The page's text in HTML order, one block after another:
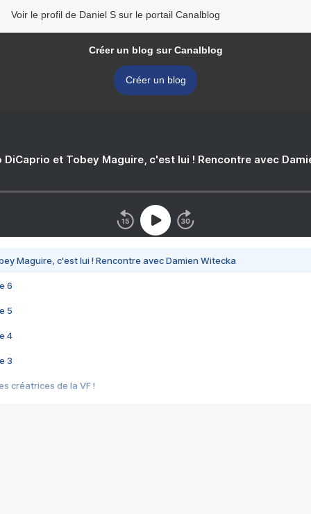
Voir le profil de Daniel S sur le portail Canalblog
Créer un blog sur Canalblog
Créer un blog
DiCaprio et Tobey Maguire, c'est lui ! Rencontre avec
Maguire, c'est lui ! Rencontre avec Damien Witecka
6
5
4
3
créatrices de la VF !